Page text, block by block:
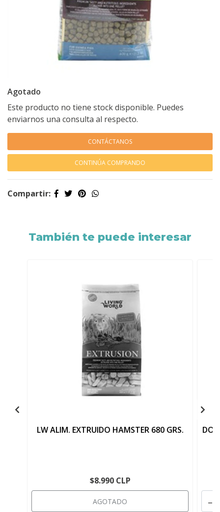
Agotado
Este producto no tiene stock disponible. Puedes
enviarnos una consulta al respecto.
CONTÁCTANOS
CONTINÚA COMPRANDO
Compartir:
También te puede interesar
LW ALIM. EXTRUIDO HAMSTER 680 GRS.
$8.990 CLP
AGOTADO -